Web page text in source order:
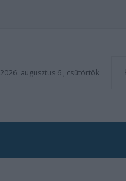
2026. augusztus 6., csütörtök